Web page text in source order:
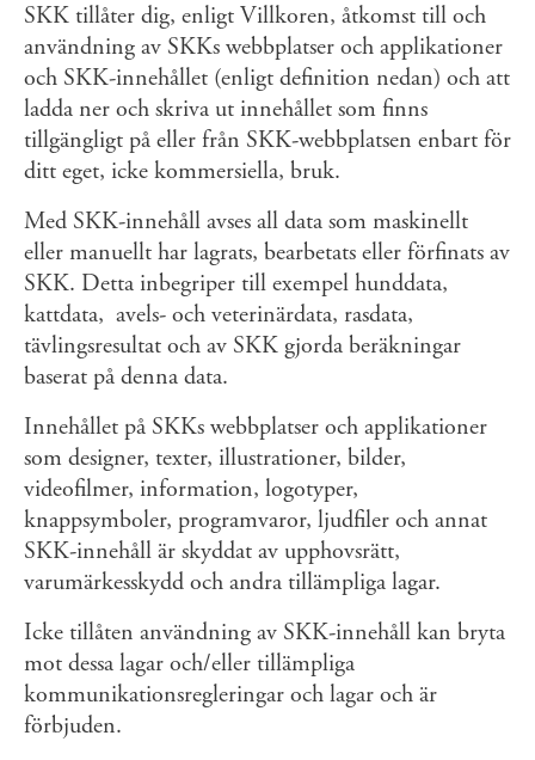
SKK tillåter dig, enligt Villkoren, åtkomst till och
användning av SKKs webbplatser och applikationer
och SKK-innehållet (enligt definition nedan) och att
ladda ner och skriva ut innehållet som finns
tillgängligt på eller från SKK-webbplatsen enbart för
ditt eget, icke kommersiella, bruk.
Med SKK-innehåll avses all data som maskinellt
eller manuellt har lagrats, bearbetats eller förfinats av
SKK. Detta inbegriper till exempel hunddata,
kattdata, avels- och veterinärdata, rasdata,
tävlingsresultat och av SKK gjorda beräkningar
baserat på denna data.
Innehållet på SKKs webbplatser och applikationer
som designer, texter, illustrationer, bilder,
videofilmer, information, logotyper,
knappsymboler, programvaror, ljudfiler och annat
SKK-innehåll är skyddat av upphovsrätt,
varumärkesskydd och andra tillämpliga lagar.
Icke tillåten användning av SKK-innehåll kan bryta
mot dessa lagar och/eller tillämpliga
kommunikationsregleringar och lagar och är
förbjuden.